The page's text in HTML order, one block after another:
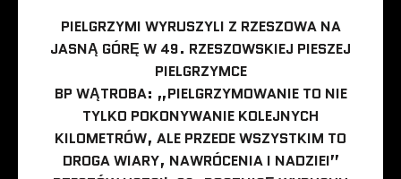
PIELGRZYMI WYRUSZYLI Z RZESZOWA NA
JASNĄ GÓRĘ W 49. RZESZOWSKIEJ PIESZEJ
PIELGRZYMCE
BP WĄTROBA: „PIELGRZYMOWANIE TO NIE
TYLKO POKONYWANIE KOLEJNYCH
KILOMETRÓW, ALE PRZEDE WSZYSTKIM TO
DROGA WIARY, NAWRÓCENIA I NADZIEI”